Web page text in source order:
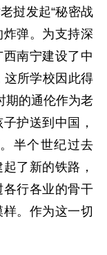
挝发起“秘密战
弹。为支持深
南宁建设了中
这所学校因此得
期的通伦作为老
护送到中国，
半个世纪过去
了新的铁路，
行各业的骨干
。作为这一切